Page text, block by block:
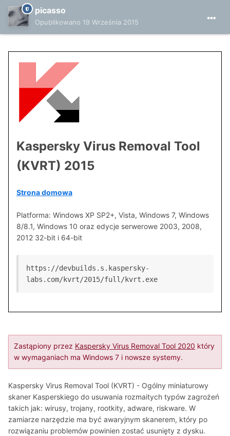
picasso
Opublikowano 19 Września 2015
Kaspersky Virus Removal Tool
(KVRT) 2015
Strona domowa
Platforma: Windows XP SP2+, Vista, Windows 7, Windows
8/8.1, Windows 10 oraz edycje serwerowe 2003, 2008,
2012 32-bit i 64-bit
https://devbuilds.s.kaspersky-
labs.com/kvrt/2015/full/kvrt.exe
Zastąpiony przez Kaspersky Virus Removal Tool 2020 który
w wymaganiach ma Windows 7 i nowsze systemy.
Kaspersky Virus Removal Tool (KVRT) - Ogólny miniaturowy
skaner Kasperskiego do usuwania rozmaitych typów zagrożeń
takich jak: wirusy, trojany, rootkity, adware, riskware. W
zamiarze narzędzie ma być awaryjnym skanerem, który po
rozwiązaniu problemów powinien zostać usunięty z dysku.